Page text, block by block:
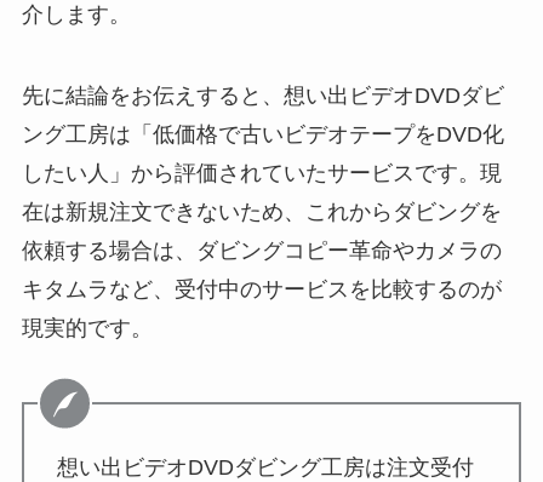
介します。
先に結論をお伝えすると、想い出ビデオDVDダビ
ング工房は「低価格で古いビデオテープをDVD化
したい人」から評価されていたサービスです。現
在は新規注文できないため、これからダビングを
依頼する場合は、ダビングコピー革命やカメラの
キタムラなど、受付中のサービスを比較するのが
現実的です。
想い出ビデオDVDダビング工房は注文受付